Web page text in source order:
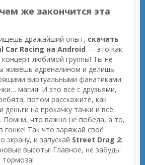
же закончится эта
дражайший опыт, скачать
Car Racing на Android — это как
любимой группы! Ты не
живёшь адреналином и делишь
виртуальными фанатиками
магия! И это всё с друзьями,
потом расскажите, как
деньги на прокачку тачки и всё
Помни, что важно не победа, а то,
гонке! Так что заряжай своё
экрану, и запускай Street Drag 2:
высоты! Главное, не забудь:
тормоза!